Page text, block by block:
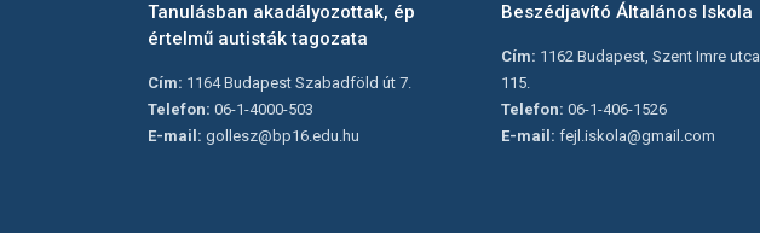
Tanulásban akadályozottak, ép
értelmű autisták tagozata
Cím: 1164 Budapest Szabadföld út 7.
Telefon: 06-1-4000-503
E-mail: gollesz@bp16.edu.hu
Beszédjavító Általános Iskola
Cím: 1162 Budapest, Szent Imre utca
115.
Telefon: 06-1-406-1526
E-mail: fejl.iskola@gmail.com